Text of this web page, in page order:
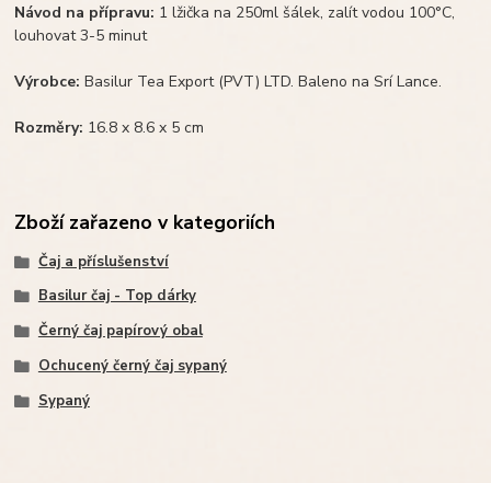
Návod na přípravu: 1 lžička na 250ml šálek, zalít vodou 100°C,
louhovat 3-5 minut
Výrobce: Basilur Tea Export (PVT) LTD. Baleno na Srí Lance.
Rozměry: 16.8 x 8.6 x 5 cm
Zboží zařazeno v kategoriích
Čaj a příslušenství
Basilur čaj - Top dárky
Černý čaj papírový obal
Ochucený černý čaj sypaný
Sypaný